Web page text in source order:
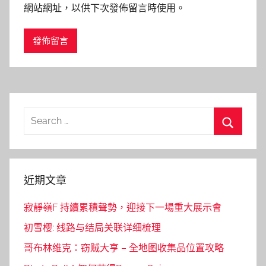
網站網址，以供下次發佈留言時使用。
Search
近期文章
寂靜嶺F 持續累積聲勢，迎接下一場重大展示會
初雪樱: 线路与结局关联详细梳理
哥布林维克：窃贼大亨 – 全地图收集品位置攻略